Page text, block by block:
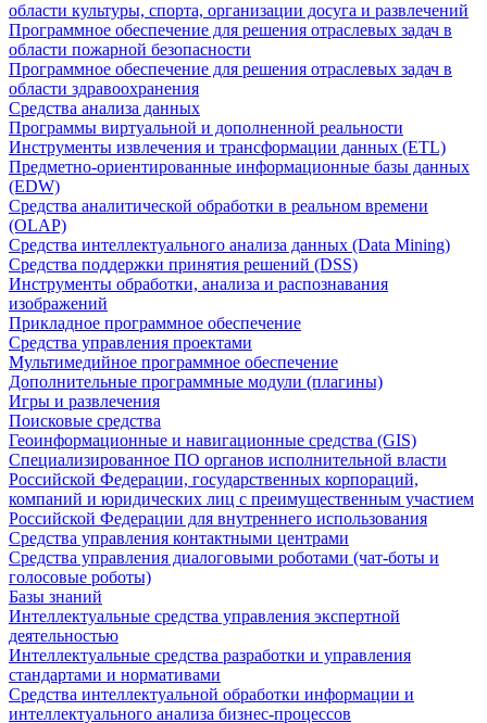
области культуры, спорта, организации досуга и развлечений
Программное обеспечение для решения отраслевых задач в
области пожарной безопасности
Программное обеспечение для решения отраслевых задач в
области здравоохранения
Средства анализа данных
Программы виртуальной и дополненной реальности
Инструменты извлечения и трансформации данных (ETL)
Предметно-ориентированные информационные базы данных
(EDW)
Средства аналитической обработки в реальном времени
(OLAP)
Средства интеллектуального анализа данных (Data Mining)
Средства поддержки принятия решений (DSS)
Инструменты обработки, анализа и распознавания
изображений
Прикладное программное обеспечение
Средства управления проектами
Мультимедийное программное обеспечение
Дополнительные программные модули (плагины)
Игры и развлечения
Поисковые средства
Геоинформационные и навигационные средства (GIS)
Специализированное ПО органов исполнительной власти
Российской Федерации, государственных корпораций,
компаний и юридических лиц с преимущественным участием
Российской Федерации для внутреннего использования
Средства управления контактными центрами
Средства управления диалоговыми роботами (чат-боты и
голосовые роботы)
Базы знаний
Интеллектуальные средства управления экспертной
деятельностью
Интеллектуальные средства разработки и управления
стандартами и нормативами
Средства интеллектуальной обработки информации и
интеллектуального анализа бизнес-процессов